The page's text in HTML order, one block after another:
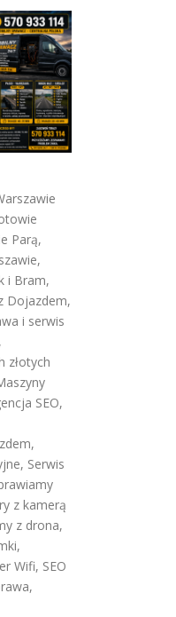
Parą,
,
i Bram,
Dojazdem,
i serwis
,
złotych
SEO,
,
, Serwis
z kamerą
z drona,
,
Wifi, SEO